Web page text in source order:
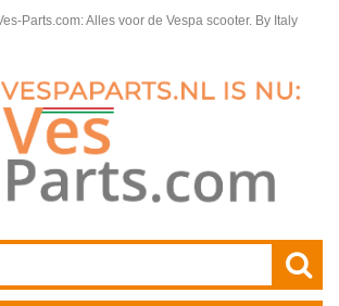
Parts.com: Alles voor de Vespa scooter. By Italy